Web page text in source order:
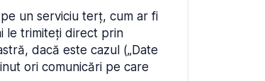
un serviciu terț, cum ar fi
le trimiteți direct prin
dacă este cazul („Date
ori comunicări pe care